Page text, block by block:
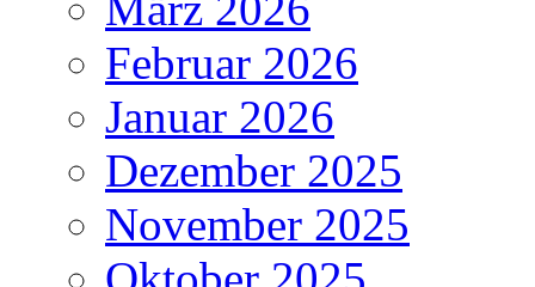
Februar 2026
Januar 2026
Dezember 2025
November 2025